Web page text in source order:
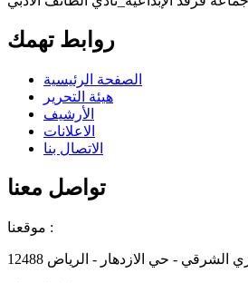
روابط تهمك
الصفحة الرئيسية
هيئة التحرير
الأرشيف
الاعلانات
الاتصال بنا
تواصل معنا
موقعنا :
الشرقي - حي الازدهار - الرياض 12488